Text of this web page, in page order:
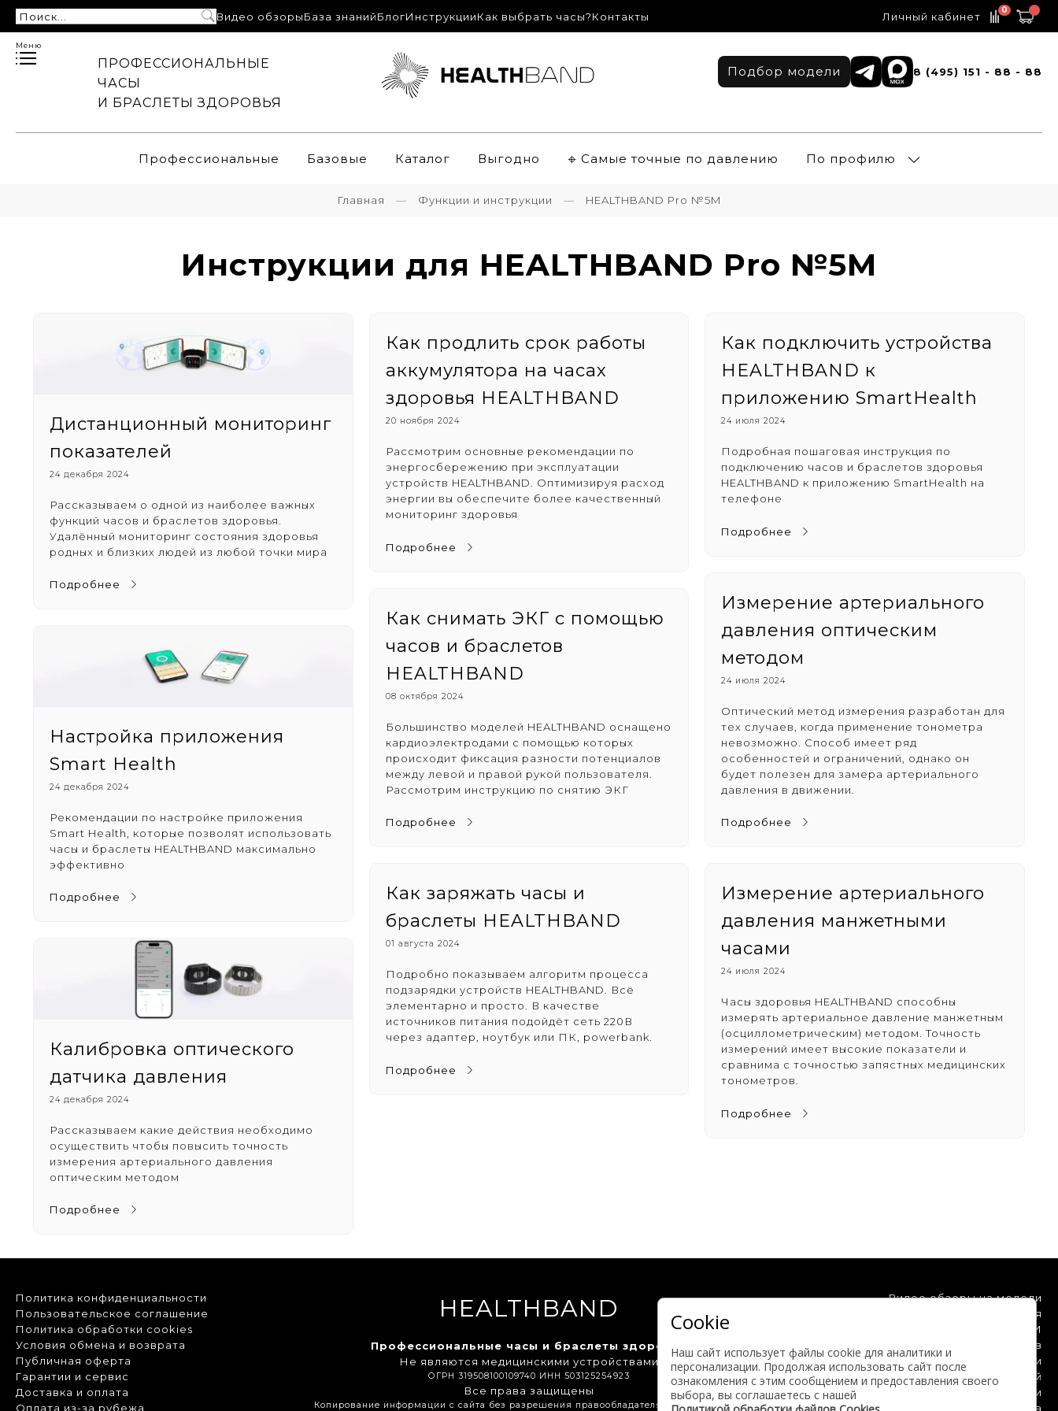
Видео обзорыБаза знанийБлогИнструкцииКак выбрать часы?Контакты Личный кабинет 0
Меню
ПРОФЕССИОНАЛЬНЫЕ
ЧАСЫ
И БРАСЛЕТЫ ЗДОРОВЬЯ
Подбор модели 8 (495) 151 - 88 - 88
Профессиональные Базовые Каталог Выгодно 𖦏 Самые точные по давлению По профилю
Главная Функции и инструкции HEALTHBAND Pro №5M
Инструкции для HEALTHBAND Pro №5M
Дистанционный мониторинг
показателей
24 декабря 2024
Рассказываем о одной из наиболее важных
функций часов и браслетов здоровья.
Удалённый мониторинг состояния здоровья
родных и близких людей из любой точки мира
Подробнее
Настройка приложения
Smart Health
24 декабря 2024
Рекомендации по настройке приложения
Smart Health, которые позволят использовать
часы и браслеты HEALTHBAND максимально
эффективно
Подробнее
Калибровка оптического
датчика давления
24 декабря 2024
Рассказываем какие действия необходимо
осуществить чтобы повысить точность
измерения артериального давления
оптическим методом
Подробнее
Как продлить срок работы
аккумулятора на часах
здоровья HEALTHBAND
20 ноября 2024
Рассмотрим основные рекомендации по
энергосбережению при эксплуатации
устройств HEALTHBAND. Оптимизируя расход
энергии вы обеспечите более качественный
мониторинг здоровья
Подробнее
Как снимать ЭКГ с помощью
часов и браслетов
HEALTHBAND
08 октября 2024
Большинство моделей HEALTHBAND оснащено
кардиоэлектродами с помощью которых
происходит фиксация разности потенциалов
между левой и правой рукой пользователя.
Рассмотрим инструкцию по снятию ЭКГ
Подробнее
Как заряжать часы и
браслеты HEALTHBAND
01 августа 2024
Подробно показываем алгоритм процесса
подзарядки устройств HEALTHBAND. Всё
элементарно и просто. В качестве
источников питания подойдёт сеть 220В
через адаптер, ноутбук или ПК, powerbank.
Подробнее
Как подключить устройства
HEALTHBAND к
приложению SmartHealth
24 июля 2024
Подробная пошаговая инструкция по
подключению часов и браслетов здоровья
HEALTHBAND к приложению SmartHealth на
телефоне
Подробнее
Измерение артериального
давления оптическим
методом
24 июля 2024
Оптический метод измерения разработан для
тех случаев, когда применение тонометра
невозможно. Способ имеет ряд
особенностей и ограничений, однако он
будет полезен для замера артериального
давления в движении.
Подробнее
Измерение артериального
давления манжетными
часами
24 июля 2024
Часы здоровья HEALTHBAND способны
измерять артериальное давление манжетным
(осциллометрическим) методом. Точность
измерений имеет высокие показатели и
сравнима с точностью запястных медицинских
тонометров.
Подробнее
Политика конфиденциальности
Пользовательское соглашение
Политика обработки cookies
Условия обмена и возврата
Публичная оферта
Гарантии и сервис
Доставка и оплата
Оплата из-за рубежа
HEALTHBAND
Профессиональные часы и браслеты здоровья
Не являются медицинскими устройствами
ОГРН 319508100109740 ИНН 503125254923
Все права защищены
Копирование информации с сайта без разрешения правообладателя влечет за собой
Видео обзоры на модели
Клинические испытания
Мы на ТВ и в СМИ
Отзывы клиентов
Блог компании
База знаний
Инструкции
Карта сайта
Cookie
Наш сайт использует файлы cookie для аналитики и
персонализации. Продолжая использовать сайт после
ознакомления с этим сообщением и предоставления своего
выбора, вы соглашаетесь с нашей